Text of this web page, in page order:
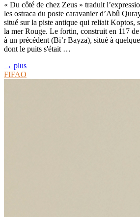
« Du côté de chez Zeus » traduit
les ostraca du poste caravanier d’Abû
situé sur la piste antique qui reliait Koptos,
la mer Rouge. Le fortin, construit en 117
à un précédent (Bi’r Bayza), situé à
dont le puits s'était …
→ plus
FIFAO